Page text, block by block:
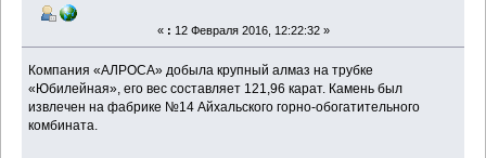
« : 12 Февраля 2016, 12:22:32 »
Компания «АЛРОСА» добыла крупный алмаз на трубке
«Юбилейная», его вес составляет 121,96 карат. Камень был
извлечен на фабрике №14 Айхальского горно-обогатительного
комбината.